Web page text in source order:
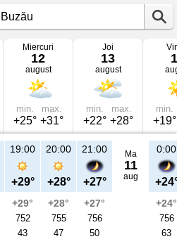
Miercuri
12
august
min.
+25°
max.
+31°
Joi
13
august
min.
+22°
max.
+28°
min.
+19°
19:00
+29°
+29°
752
43
20:00
+28°
+28°
755
47
21:00
+27°
+27°
756
50
Ma
11
aug
0:00
+24°
756
63